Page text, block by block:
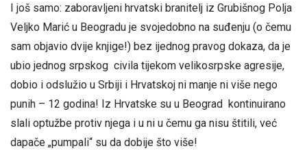
I još samo: zaboravljeni hrvatski branitelj iz Grubišnog Polja
Veljko Marić u Beogradu je svojedobno na suđenju (o čemu
sam objavio dvije knjige!) bez ijednog pravog dokaza, da je
ubio jednog srpskog civila tijekom velikosrpske agresije,
dobio i odslužio u Srbiji i Hrvatskoj ni manje ni više nego
punih – 12 godina! Iz Hrvatske su u Beograd kontinuirano
slali optužbe protiv njega i u ni u čemu ga nisu štitili, već
dapače „pumpali“ su da dobije što više!